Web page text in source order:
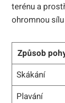
terénu a
ohromnou
Způsob
Skákání
Plavání